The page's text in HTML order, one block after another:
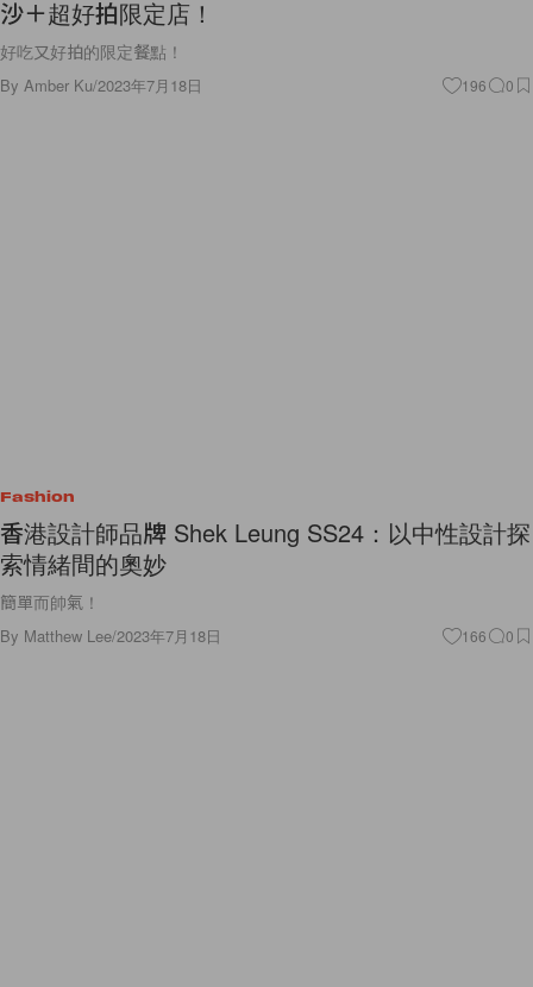
沙＋超好拍限定店！
好吃又好拍的限定餐點！
By Amber Ku/2023年7月18日 196 0
Fashion
香港設計師品牌 Shek Leung SS24：以中性設計探
索情緒間的奧妙
簡單而帥氣！
By Matthew Lee/2023年7月18日 166 0